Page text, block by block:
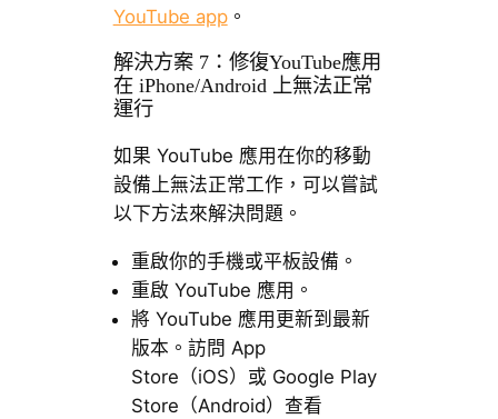
YouTube app。
解決方案 7：修復YouTube應用
在 iPhone/Android 上無法正常
運行
如果 YouTube 應用在你的移動
設備上無法正常工作，可以嘗試
以下方法來解決問題。
重啟你的手機或平板設備。
重啟 YouTube 應用。
將 YouTube 應用更新到最新
版本。訪問 App
Store（iOS）或 Google Play
Store（Android）查看